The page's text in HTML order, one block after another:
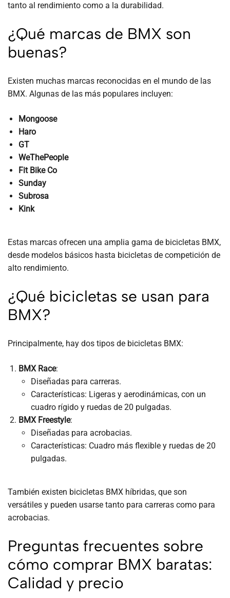
tanto al rendimiento como a la durabilidad.
¿Qué marcas de BMX son
buenas?
Existen muchas marcas reconocidas en el mundo de las
BMX. Algunas de las más populares incluyen:
Mongoose
Haro
GT
WeThePeople
Fit Bike Co
Sunday
Subrosa
Kink
Estas marcas ofrecen una amplia gama de bicicletas BMX,
desde modelos básicos hasta bicicletas de competición de
alto rendimiento.
¿Qué bicicletas se usan para
BMX?
Principalmente, hay dos tipos de bicicletas BMX:
BMX Race:
Diseñadas para carreras.
Características: Ligeras y aerodinámicas, con un
cuadro rígido y ruedas de 20 pulgadas.
BMX Freestyle:
Diseñadas para acrobacias.
Características: Cuadro más flexible y ruedas de 20
pulgadas.
También existen bicicletas BMX híbridas, que son
versátiles y pueden usarse tanto para carreras como para
acrobacias.
Preguntas frecuentes sobre
cómo comprar BMX baratas:
Calidad y precio